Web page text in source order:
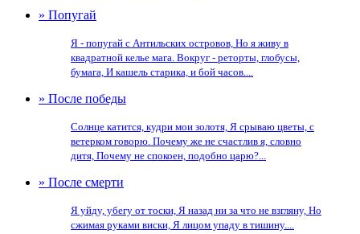
» Попугай
Я - попугай с Антильских островов, Но я живу в
квадратной келье мага. Вокруг - реторты, глобусы,
бумага, И кашель старика, и бой часов....
» После победы
Солнце катится, кудри мои золотя, Я срываю цветы, с
ветерком говорю. Почему же не счастлив я, словно
дитя, Почему не спокоен, подобно царю?...
» После смерти
Я уйду, убегу от тоски, Я назад ни за что не взгляну, Но
сжимая руками виски, Я лицом упаду в тишину....